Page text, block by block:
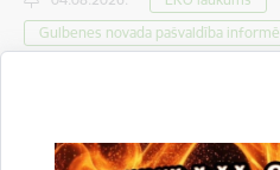
Gulbenes novada pašvaldība informē